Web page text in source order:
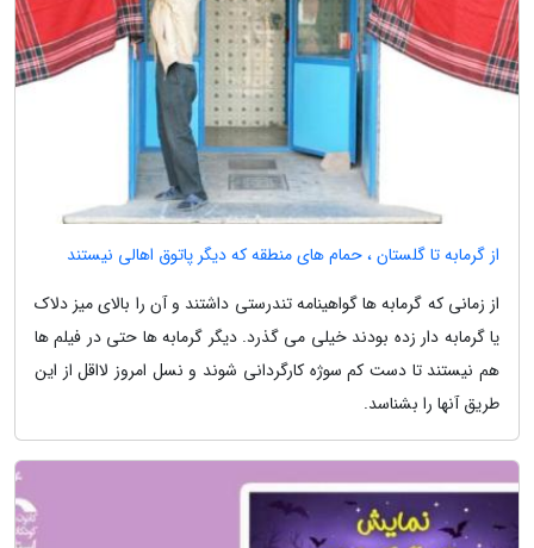
از گرمابه تا گلستان ، حمام های منطقه که دیگر پاتوق اهالی نیستند
از زمانی که گرمابه ها گواهینامه تندرستی داشتند و آن را بالای میز دلاک
یا گرمابه دار زده بودند خیلی می گذرد. دیگر گرمابه ها حتی در فیلم ها
هم نیستند تا دست کم سوژه کارگردانی شوند و نسل امروز لااقل از این
طریق آنها را بشناسد.